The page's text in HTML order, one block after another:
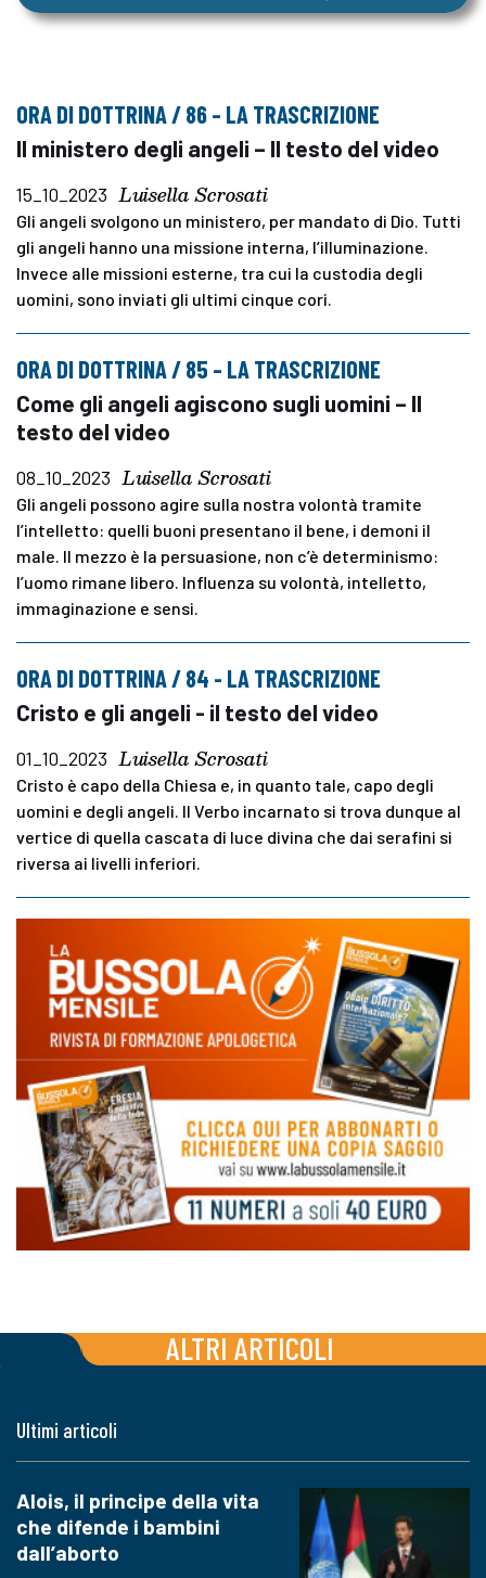
ORA DI DOTTRINA / 86 – LA TRASCRIZIONE
Il ministero degli angeli – Il testo del video
15_10_2023 Luisella Scrosati
Gli angeli svolgono un ministero, per mandato di Dio. Tutti
gli angeli hanno una missione interna, l’illuminazione.
Invece alle missioni esterne, tra cui la custodia degli
uomini, sono inviati gli ultimi cinque cori.
ORA DI DOTTRINA / 85 – LA TRASCRIZIONE
Come gli angeli agiscono sugli uomini – Il
testo del video
08_10_2023 Luisella Scrosati
Gli angeli possono agire sulla nostra volontà tramite
l’intelletto: quelli buoni presentano il bene, i demoni il
male. Il mezzo è la persuasione, non c’è determinismo:
l’uomo rimane libero. Influenza su volontà, intelletto,
immaginazione e sensi.
ORA DI DOTTRINA / 84 - LA TRASCRIZIONE
Cristo e gli angeli - il testo del video
01_10_2023 Luisella Scrosati
Cristo è capo della Chiesa e, in quanto tale, capo degli
uomini e degli angeli. Il Verbo incarnato si trova dunque al
vertice di quella cascata di luce divina che dai serafini si
riversa ai livelli inferiori.
ALTRI ARTICOLI
Ultimi articoli
Alois, il principe della vita
che difende i bambini
dall’aborto